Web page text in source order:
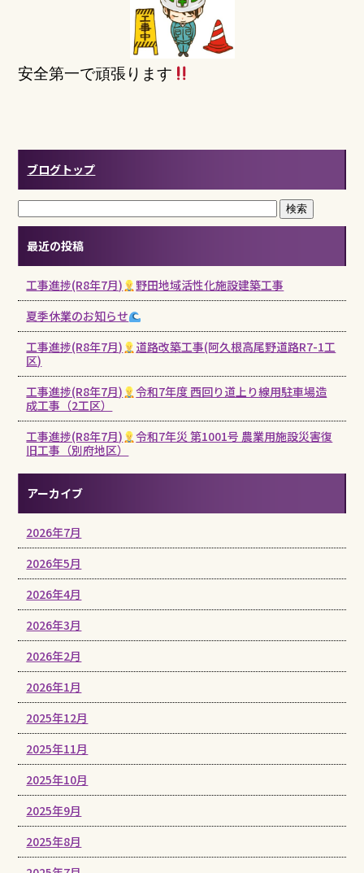
安全第一で頑張ります
ブログトップ
最近の投稿
工事進捗(R8年7月)
野田地域活性化施設建築工事
夏季休業のお知らせ
工事進捗(R8年7月)
道路改築工事(阿久根高尾野道路R7-1工
区)
工事進捗(R8年7月)
令和7年度 西回り道上り線用駐車場造
成工事（2工区）
工事進捗(R8年7月)
令和7年災 第1001号 農業用施設災害復
旧工事（別府地区）
アーカイブ
2026年7月
2026年5月
2026年4月
2026年3月
2026年2月
2026年1月
2025年12月
2025年11月
2025年10月
2025年9月
2025年8月